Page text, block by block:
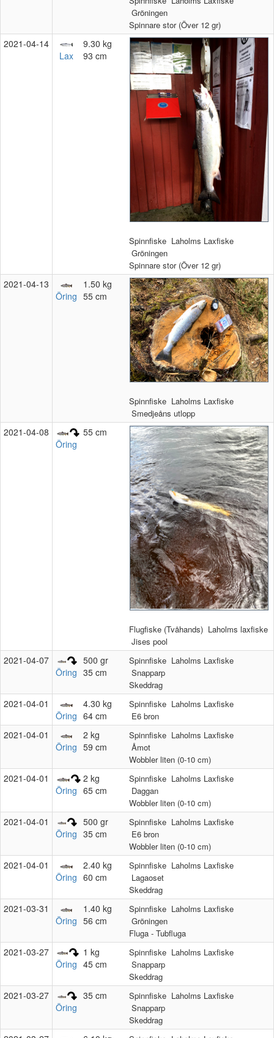
Gröningen
Spinnare stor (Över 12 gr)
2021‑04‑14
Lax
9.30 kg
93 cm
Spinnfiske Laholms Laxfiske
Gröningen
Spinnare stor (Över 12 gr)
2021‑04‑13
Öring
1.50 kg
55 cm
Spinnfiske Laholms Laxfiske
Smedjeåns utlopp
2021‑04‑08
Öring
55 cm
Flugfiske (Tvåhands) Laholms laxfiske
Jises pool
2021‑04‑07
Öring
500 gr
35 cm
Spinnfiske Laholms Laxfiske
Snapparp
Skeddrag
2021‑04‑01
Öring
4.30 kg
64 cm
Spinnfiske Laholms Laxfiske
E6 bron
2021‑04‑01
Öring
2 kg
59 cm
Spinnfiske Laholms Laxfiske
Åmot
Wobbler liten (0-10 cm)
2021‑04‑01
Öring
2 kg
65 cm
Spinnfiske Laholms Laxfiske
Daggan
Wobbler liten (0-10 cm)
2021‑04‑01
Öring
500 gr
35 cm
Spinnfiske Laholms Laxfiske
E6 bron
Wobbler liten (0-10 cm)
2021‑04‑01
Öring
2.40 kg
60 cm
Spinnfiske Laholms Laxfiske
Lagaoset
Skeddrag
2021‑03‑31
Öring
1.40 kg
56 cm
Spinnfiske Laholms Laxfiske
Gröningen
Fluga - Tubfluga
2021‑03‑27
Öring
1 kg
45 cm
Spinnfiske Laholms Laxfiske
Snapparp
Skeddrag
2021‑03‑27
Öring
35 cm Spinnfiske Laholms Laxfiske
Snapparp
Skeddrag